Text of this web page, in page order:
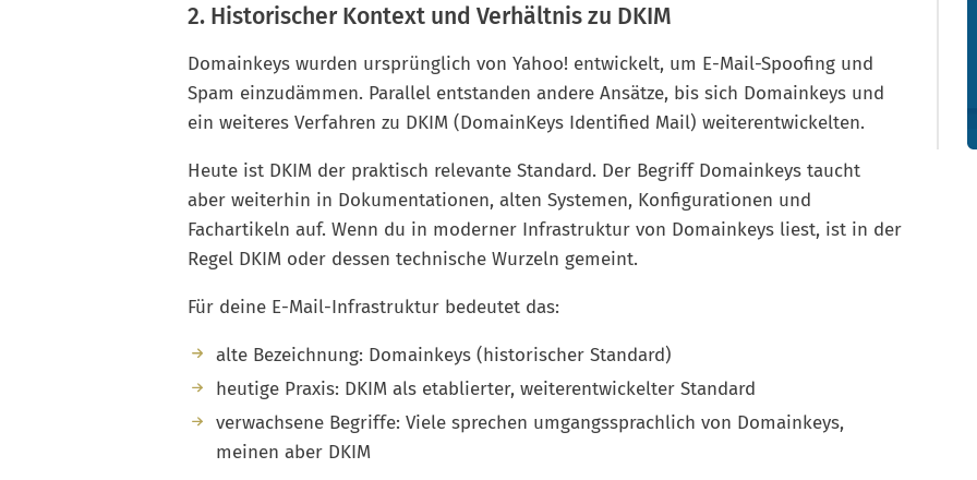
2. Historischer Kontext und Verhältnis zu DKIM
Domainkeys wurden ursprünglich von Yahoo! entwickelt, um E-Mail-Spoofing und
Spam einzudämmen. Parallel entstanden andere Ansätze, bis sich Domainkeys und
ein weiteres Verfahren zu DKIM (DomainKeys Identified Mail) weiterentwickelten.
Heute ist DKIM der praktisch relevante Standard. Der Begriff Domainkeys taucht
aber weiterhin in Dokumentationen, alten Systemen, Konfigurationen und
Fachartikeln auf. Wenn du in moderner Infrastruktur von Domainkeys liest, ist in der
Regel DKIM oder dessen technische Wurzeln gemeint.
Für deine E-Mail-Infrastruktur bedeutet das:
alte Bezeichnung: Domainkeys (historischer Standard)
heutige Praxis: DKIM als etablierter, weiterentwickelter Standard
verwachsene Begriffe: Viele sprechen umgangssprachlich von Domainkeys,
meinen aber DKIM